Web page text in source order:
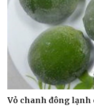
Vỏ chanh đông lạnh